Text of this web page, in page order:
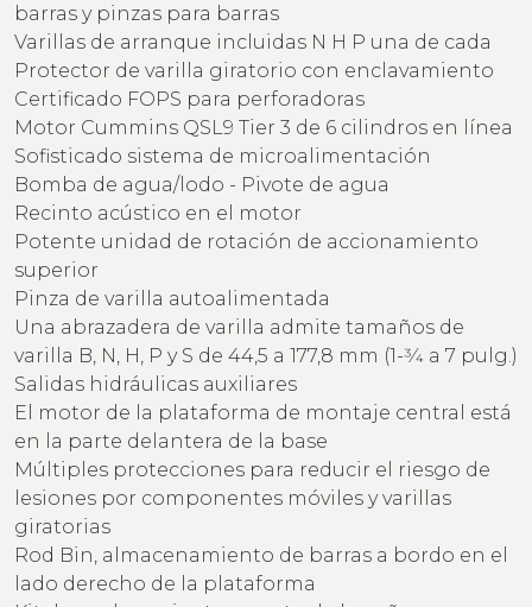
barras y pinzas para barras
Varillas de arranque incluidas N H P una de cada
Protector de varilla giratorio con enclavamiento
Certificado FOPS para perforadoras
Motor Cummins QSL9 Tier 3 de 6 cilindros en línea
Sofisticado sistema de microalimentación
Bomba de agua/lodo - Pivote de agua
Recinto acústico en el motor
Potente unidad de rotación de accionamiento
superior
Pinza de varilla autoalimentada
Una abrazadera de varilla admite tamaños de
varilla B, N, H, P y S de 44,5 a 177,8 mm (1-3⁄4 a 7 pulg.)
Salidas hidráulicas auxiliares
El motor de la plataforma de montaje central está
en la parte delantera de la base
Múltiples protecciones para reducir el riesgo de
lesiones por componentes móviles y varillas
giratorias
Rod Bin, almacenamiento de barras a bordo en el
lado derecho de la plataforma